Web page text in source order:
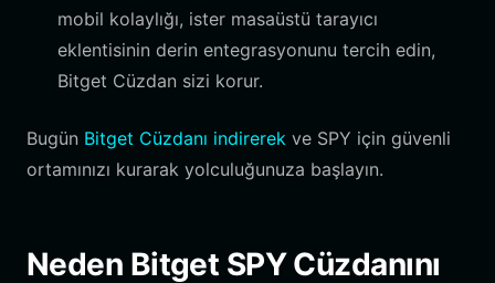
mobil kolaylığı, ister masaüstü tarayıcı
eklentisinin derin entegrasyonunu tercih edin,
Bitget Cüzdan sizi korur.
Bugün Bitget Cüzdanı indirerek ve SPY için güvenli
ortamınızı kurarak yolculuğunuza başlayın.
Neden Bitget SPY Cüzdanını